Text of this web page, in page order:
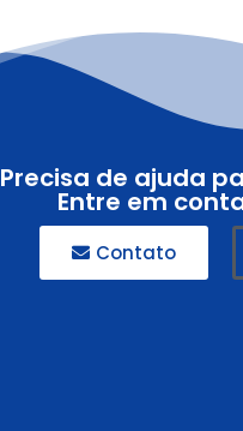
Precisa de ajuda
Entre em
Contato